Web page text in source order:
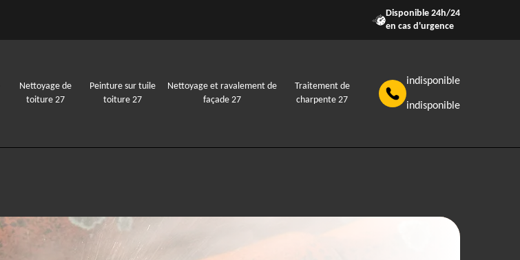
Disponible 24h/24
en cas d'urgence
Nettoyage de
toiture 27
Peinture sur tuile
toiture 27
Nettoyage et ravalement de
façade 27
Traitement de
charpente 27
indisponible
indisponible